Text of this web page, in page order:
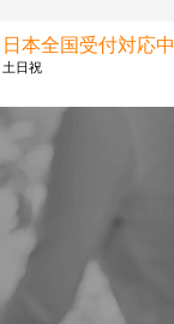
日本全国受付対応中
日祝